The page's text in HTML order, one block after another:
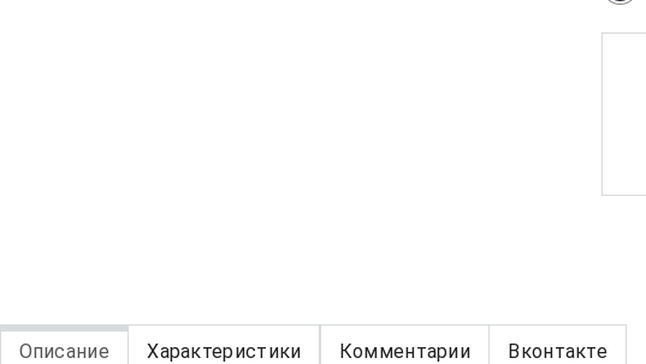
Описание Характеристики Комментарии Вконтакте